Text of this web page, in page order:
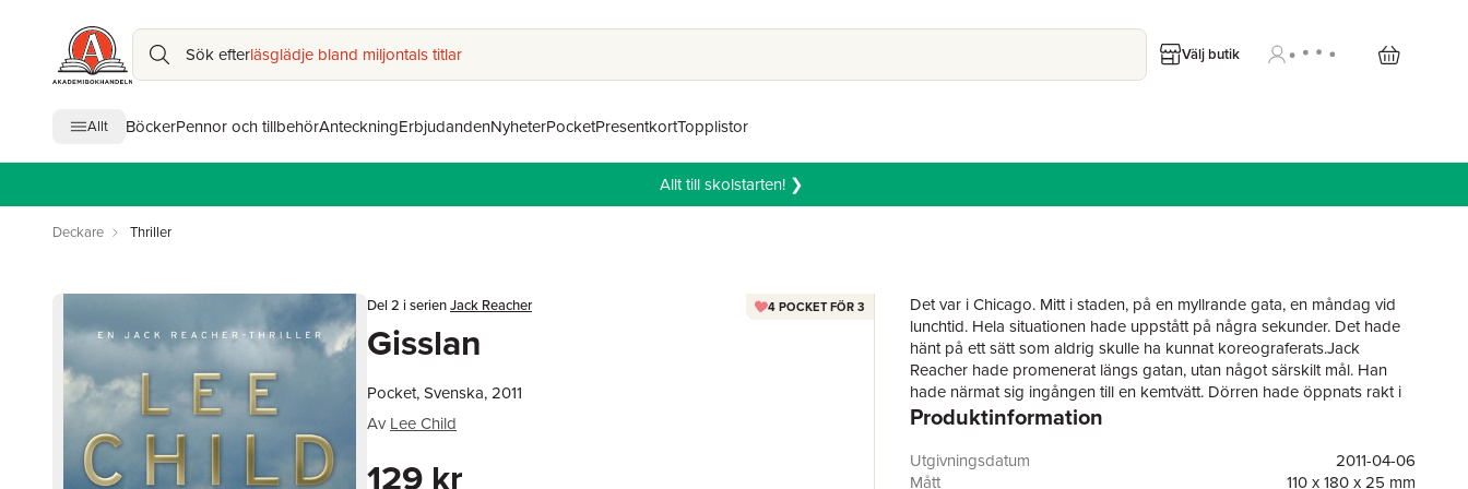
Sök efterläsglädje bland miljontals titlar Välj butik
Allt BöckerPennor och tillbehörAnteckningErbjudandenNyheterPocketPresentkortTopplistor
Allt till skolstarten! ❯
Deckare Thriller
Del 2 i serienJack Reacher
Gisslan
4 POCKET FÖR 3
Pocket, Svenska, 2011
Av Lee Child
129 kr
Det var i Chicago. Mitt i staden, på en myllrande gata, en måndag vid
lunchtid. Hela situationen hade uppstått på några sekunder. Det hade
hänt på ett sätt som aldrig skulle ha kunnat koreograferats.Jack
Reacher hade promenerat längs gatan, utan något särskilt mål. Han
hade närmat sig ingången till en kemtvätt. Dörren hade öppnats rakt i
ansiktet på honom och en krycka hade skramlande landat på
kemtvättsplast. Hon var exklusivt klädd, mörk, vacker, självsäker. Det
var något fel på hennes ena ben. Reacher såg på hennes hållning att
Produktinformation
Utgivningsdatum
2011-04-06
Mått
110 x 180 x 25 mm